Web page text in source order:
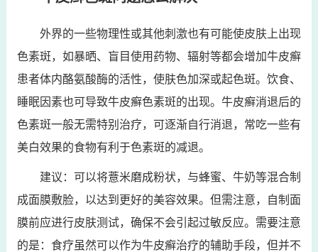
外界的一些物理性或其他刺激也有可能使皮肤上出现
色素斑，如暴晒、盲目使用药物、辐射等都会增加牛皮癣
患者体内酪氨酸酶的活性，使肤色加深或起色斑。饮食、
睡眠因素也可导致牛皮癣色素斑的出现。牛皮癣消退后的
色素斑一般无需特别治疗，可逐渐自行消退，常吃一些有
美白效果的食物有利于色素斑的减退。
建议：可以将薏米磨成粉状，与蜂蜜、牛奶等混合制
成面膜敷脸，以达到更好的美容效果。但需注意，自制面
膜前应进行皮肤测试，确保不会引起过敏反应。需要注意
的是：食疗虽然可以作为牛皮癣治疗的辅助手段，但并不